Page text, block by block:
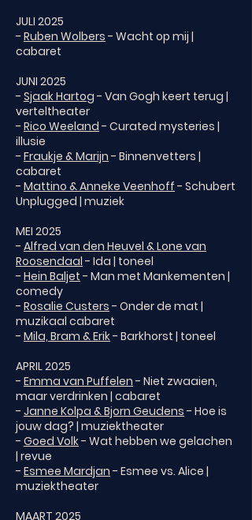
JULI 2025
- Ruben Wolbers - Wacht op mij |
cabaret
JUNI 2025
- Sjaak Hartog - Van Gogh keert terug |
verteltheater
- Rico Weeland - Curated mysteries |
illusie
- Fraukje & Marijn - Binnenvetters |
cabaret
- Mattino & Anneke Veenhoff - Schubert
Unplugged | muziek
MEI 2025
- Alfred van den Heuvel & Lone van
Roosendaal - Ida | toneel
- Hein Baljet - Man met Mankementen |
comedy
- Rosalie Custers - Onder de mat |
muzikaal cabaret
- Mila, Bram & Erik- Barkhorst | toneel
APRIL 2025
- Emma van Puffelen - Niet zwaaien,
maar verdrinken | cabaret
- Janne Kolpa & Bjorn Geudens - Hoe is
jouw dag? | muziektheater
- Goed Volk- Wat hebben we gelachen
| revue
- Esmee Mardjan - Esmee vs. Alice |
muziektheater
MAART 2025